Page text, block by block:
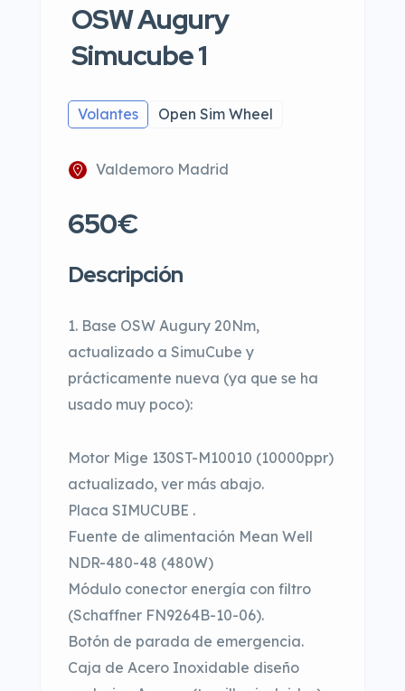
OSW Augury
Simucube 1
Volantes Open Sim Wheel
Valdemoro Madrid
650€
Descripción
1. Base OSW Augury 20Nm,
actualizado a SimuCube y
prácticamente nueva (ya que se ha
usado muy poco):
Motor Mige 130ST-M10010 (10000ppr)
actualizado, ver más abajo.
Placa SIMUCUBE .
Fuente de alimentación Mean Well
NDR-480-48 (480W)
Módulo conector energía con filtro
(Schaffner FN9264B-10-06).
Botón de parada de emergencia.
Caja de Acero Inoxidable diseño